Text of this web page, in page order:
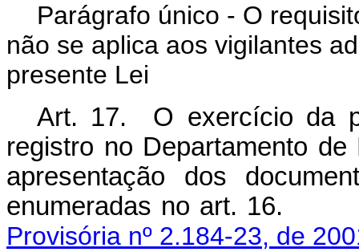
Parágrafo único - O
não se aplica aos vigilantes
presente Lei
Art. 17. O exercício da
registro no Departamento
apresentação dos
enumeradas no
Provisória nº 2.184-23, de